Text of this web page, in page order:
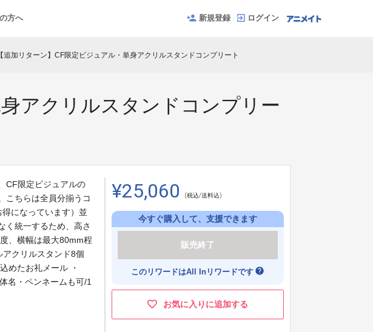
方へ 新規登録 ログイン
【追加リターン】CF限定ビジュアル・単身アクリルスタンドコンプリート
アクリルスタンドコンプリー
CF限定ビジュアルの
こちらは全員分揃うコ
になっています）並
く統一するため、高さ
、横幅は最大80mm程
クリルスタンド8個
めたお礼メール ・
名・ペンネームも可/1
¥25,060 (税込/送料込)
今すぐ購入して、支援できます
販売終了
このリワードはAll Inリワードです help
お気に入りに追加する